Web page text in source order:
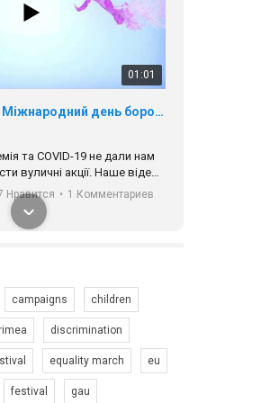
00:58
Зупинимо насильство проти ЛГБТ в Україні! Stop violence against LGBT in Ukraine!
промо-ролік на
програму "Гей-
насильству проти
щоб реалізувати
з насильством проти
нас - просто натисни
Ukraine participates in a
video, representing
of organization.
by inetrnational
Нравится • 5 Комментариев
campaigns children
discrimination
equality march eu
festival gau